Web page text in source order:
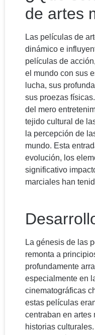
de artes
Las películas de
dinámico e
películas de
el mundo con sus
lucha, sus
sus proezas
del mero
tejido cultural de
la percepción de
mundo. Esta
evolución, los
significativo
marciales han
La génesis de las
remonta a
profundamente
especialmente en
cinematográficas
estas películas
centraban en artes
historias